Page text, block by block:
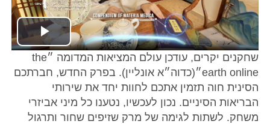
Play
שחקנים יקרים, עודכן עולם המציאות המדומה ״the
earth online״(כדוה״א אונליין). בפרק החדש, חברתכם
הסינית חוה תזמין אתכם לחוות יחד את שירותי
הבריאות הסיניים. נכון לעכשיו, נטענו כל מיני אביזרי
משחק. לשתות לגימה של מרק שזיפים שחור ותרגול